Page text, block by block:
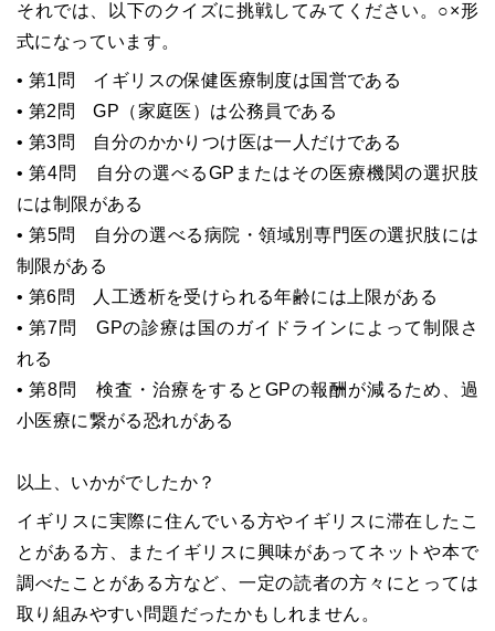
それでは、以下のクイズに挑戦してみてください。○×形
式になっています。
• 第1問 イギリスの保健医療制度は国営である
• 第2問 GP（家庭医）は公務員である
• 第3問 自分のかかりつけ医は一人だけである
• 第4問 自分の選べるGPまたはその医療機関の選択肢
には制限がある
• 第5問 自分の選べる病院・領域別専門医の選択肢には
制限がある
• 第6問 人工透析を受けられる年齢には上限がある
• 第7問 GPの診療は国のガイドラインによって制限さ
れる
• 第8問 検査・治療をするとGPの報酬が減るため、過
小医療に繋がる恐れがある
以上、いかがでしたか？
イギリスに実際に住んでいる方やイギリスに滞在したこ
とがある方、またイギリスに興味があってネットや本で
調べたことがある方など、一定の読者の方々にとっては
取り組みやすい問題だったかもしれません。